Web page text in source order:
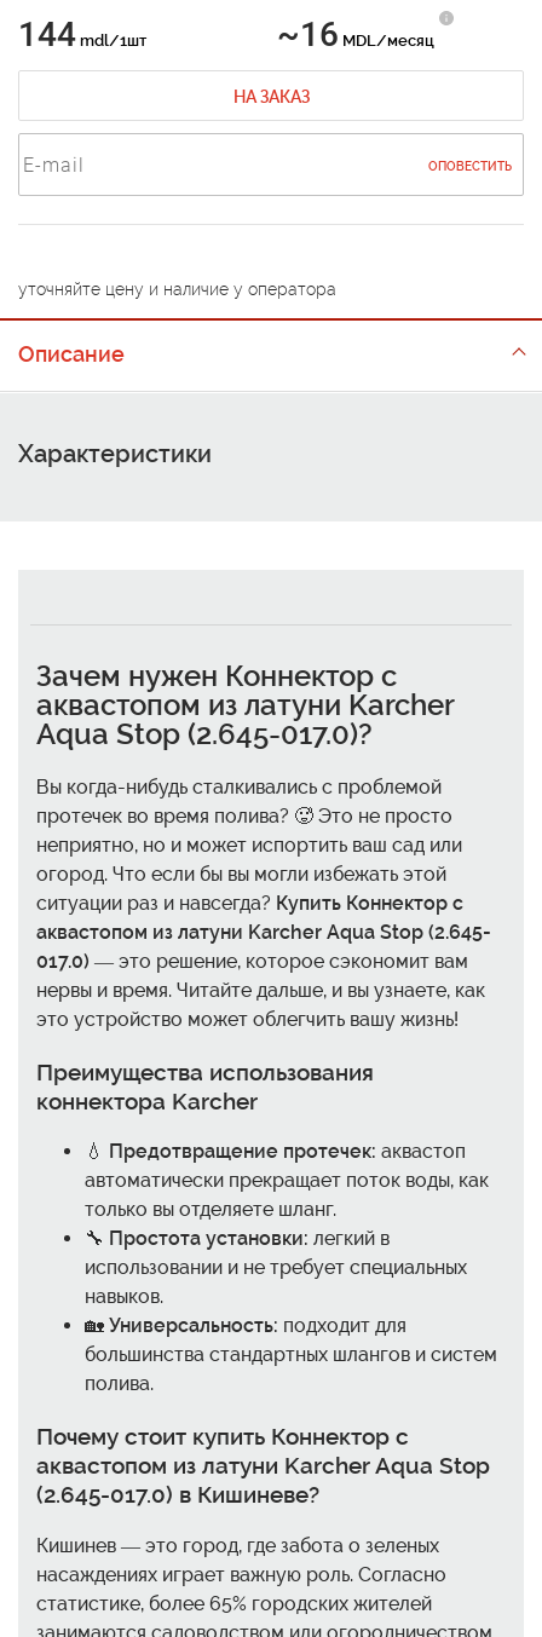
144 mdl/1шт ~16 MDL/месяц
НА ЗАКАЗ
ОПОВЕСТИТЬ
уточняйте цену и наличие у оператора
Описание
Характеристики
Зачем нужен Коннектор с
аквастопом из латуни Karcher
Aqua Stop (2.645-017.0)?
Вы когда-нибудь сталкивались с проблемой
протечек во время полива? 🥵 Это не просто
неприятно, но и может испортить ваш сад или
огород. Что если бы вы могли избежать этой
ситуации раз и навсегда? Купить Коннектор с
аквастопом из латуни Karcher Aqua Stop (2.645-
017.0) — это решение, которое сэкономит вам
нервы и время. Читайте дальше, и вы узнаете, как
это устройство может облегчить вашу жизнь!
Преимущества использования
коннектора Karcher
💧 Предотвращение протечек: аквастоп
автоматически прекращает поток воды, как
только вы отделяете шланг.
🔧 Простота установки: легкий в
использовании и не требует специальных
навыков.
🏡 Универсальность: подходит для
большинства стандартных шлангов и систем
полива.
Почему стоит купить Коннектор с
аквастопом из латуни Karcher Aqua Stop
(2.645-017.0) в Кишиневе?
Кишинев — это город, где забота о зеленых
насаждениях играет важную роль. Согласно
статистике, более 65% городских жителей
занимаются садоводством или огородничеством.